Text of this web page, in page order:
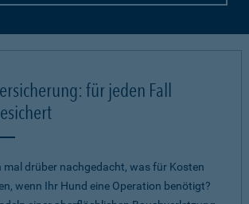
für jeden Fall
mal drüber nachgedacht, was für Kosten
wenn Ihr Hund eine Operation benötigt?